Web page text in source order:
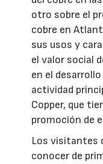
otro sobre el
cobre en
sus usos y
el valor social
en el
actividad
Copper, que
promoción de
Los visitantes
conocer de